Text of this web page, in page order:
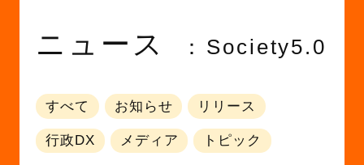
ニュース Society5.0
すべて お知らせ リリース
行政DX メディア トピック